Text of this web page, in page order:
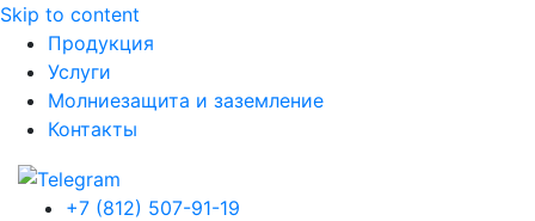
Skip to content
Продукция
Услуги
Молниезащита и заземление
Контакты
+7 (812) 507-91-19